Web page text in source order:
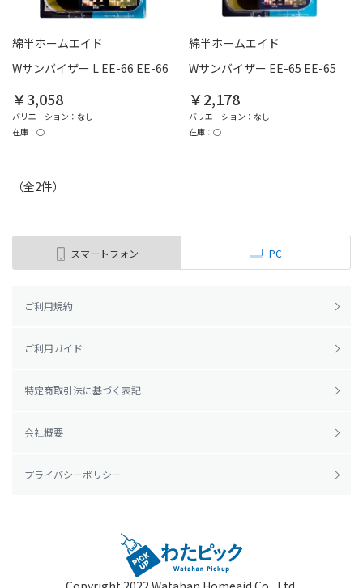
綿半ホームエイド
Wサンバイザー L EE-66 EE-66
￥3,058
バリエーション：なし
在庫：○
綿半ホームエイド
Wサンバイザー EE-65 EE-65
￥2,178
バリエーション：なし
在庫：○
（全2件）
スマートフォン PC
ご利用規約
ご利用ガイド
特定商取引法に基づく表記
会社概要
プライバシーポリシー